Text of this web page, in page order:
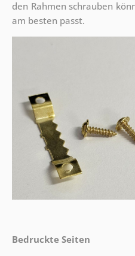
den Rahmen schrauben
am besten passt.
Bedruckte Seiten